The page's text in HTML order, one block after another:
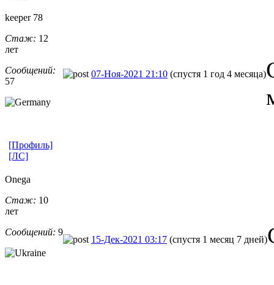
keeper 78
Стаж: 12
лет
Сообщений:
57
07-Ноя-2021 21:10 (спустя 1 год 4 месяца)
[Профиль]
[ЛС]
Onega
Стаж: 10
лет
Сообщений: 9
15-Дек-2021 03:17 (спустя 1 месяц 7 дней)